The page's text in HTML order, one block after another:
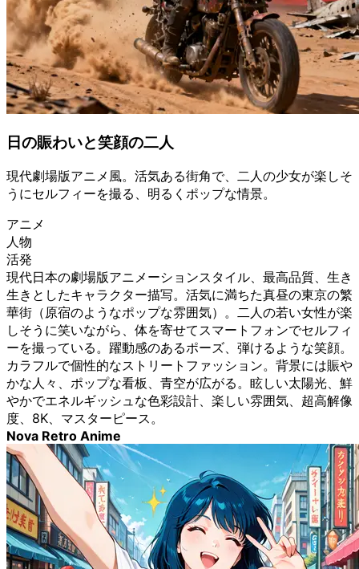
日の賑わいと笑顔の二人
現代劇場版アニメ風。活気ある街角で、二人の少女が楽しそ
うにセルフィーを撮る、明るくポップな情景。
アニメ
人物
活発
現代日本の劇場版アニメーションスタイル、最高品質、生き
生きとしたキャラクター描写。活気に満ちた真昼の東京の繁
華街（原宿のようなポップな雰囲気）。二人の若い女性が楽
しそうに笑いながら、体を寄せてスマートフォンでセルフィ
ーを撮っている。躍動感のあるポーズ、弾けるような笑顔。
カラフルで個性的なストリートファッション。背景には賑や
かな人々、ポップな看板、青空が広がる。眩しい太陽光、鮮
やかでエネルギッシュな色彩設計、楽しい雰囲気、超高解像
度、8K、マスターピース。
Nova Retro Anime